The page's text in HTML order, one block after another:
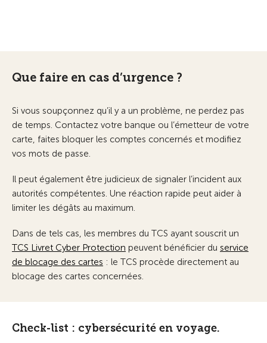
Que faire en cas d’urgence ?
Si vous soupçonnez qu’il y a un problème, ne perdez pas
de temps. Contactez votre banque ou l’émetteur de votre
carte, faites bloquer les comptes concernés et modifiez
vos mots de passe.
Il peut également être judicieux de signaler l’incident aux
autorités compétentes. Une réaction rapide peut aider à
limiter les dégâts au maximum.
Dans de tels cas, les membres du TCS ayant souscrit un
TCS Livret Cyber Protection peuvent bénéficier du service
de blocage des cartes : le TCS procède directement au
blocage des cartes concernées.
Check-list : cybersécurité en voyage.